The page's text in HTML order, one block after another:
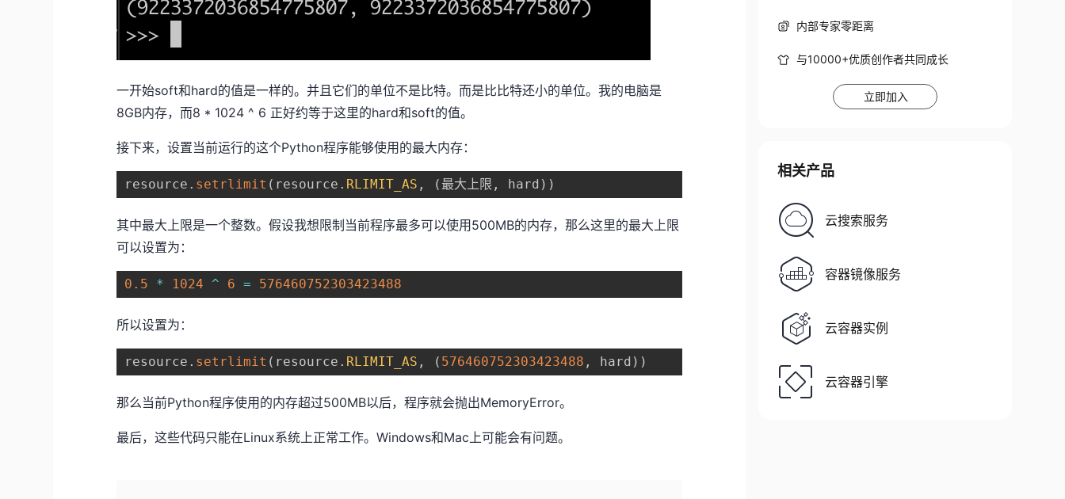
一开始soft和hard的值是一样的。并且它们的单位不是比特。而是比比特还小的单位。我的电脑是
8GB内存，而8 * 1024 ^ 6 正好约等于这里的hard和soft的值。
接下来，设置当前运行的这个Python程序能够使用的最大内存：
resource . setrlimit ( resource . RLIMIT_AS , (最大上限 , hard ) )
其中最大上限是一个整数。假设我想限制当前程序最多可以使用500MB的内存，那么这里的最大上限
可以设置为：
0.5 * 1024 ^ 6 = 576460752303423488
所以设置为：
resource . setrlimit ( resource . RLIMIT_AS , ( 576460752303423488 , hard ) )
那么当前Python程序使用的内存超过500MB以后，程序就会抛出MemoryError。
最后，这些代码只能在Linux系统上正常工作。Windows和Mac上可能会有问题。
内部专家零距离
与10000+优质创作者共同成长
立即加入
相关产品
云搜索服务
容器镜像服务
云容器实例
云容器引擎